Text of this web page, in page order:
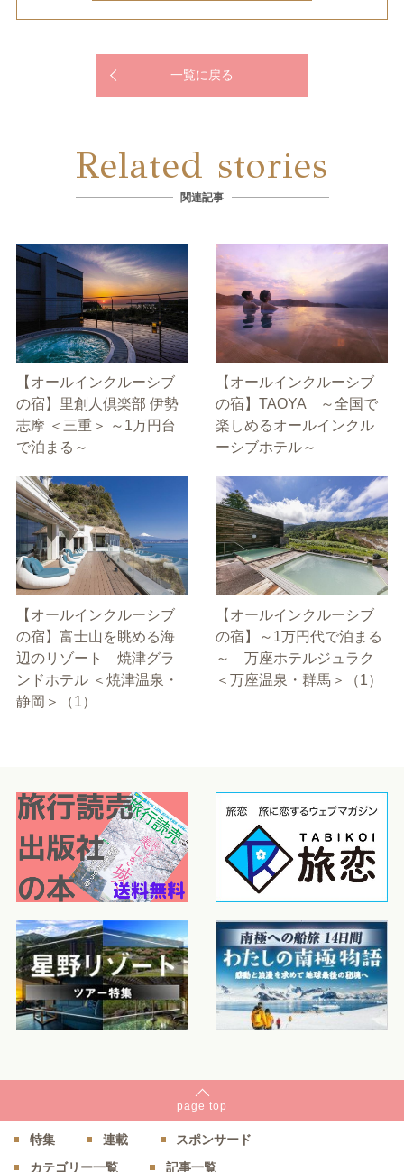
一覧に戻る
Related stories
関連記事
【オールインクルーシブ
の宿】里創人倶楽部 伊勢
志摩 ＜三重＞ ～1万円台
で泊まる～
【オールインクルーシブ
の宿】TAOYA ～全国で
楽しめるオールインクル
ーシブホテル～
【オールインクルーシブ
の宿】富士山を眺める海
辺のリゾート 焼津グラ
ンドホテル ＜焼津温泉・
静岡＞（1）
【オールインクルーシブ
の宿】～1万円代で泊まる
～ 万座ホテルジュラク
＜万座温泉・群馬＞（1）
page top
特集 連載
スポンサード
カテゴリー一覧
記事一覧